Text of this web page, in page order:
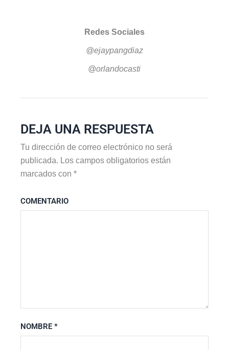
Redes Sociales
@ejaypangdiaz
@orlandocasti
DEJA UNA RESPUESTA
Tu dirección de correo electrónico no será
publicada. Los campos obligatorios están
marcados con*
COMENTARIO
NOMBRE*